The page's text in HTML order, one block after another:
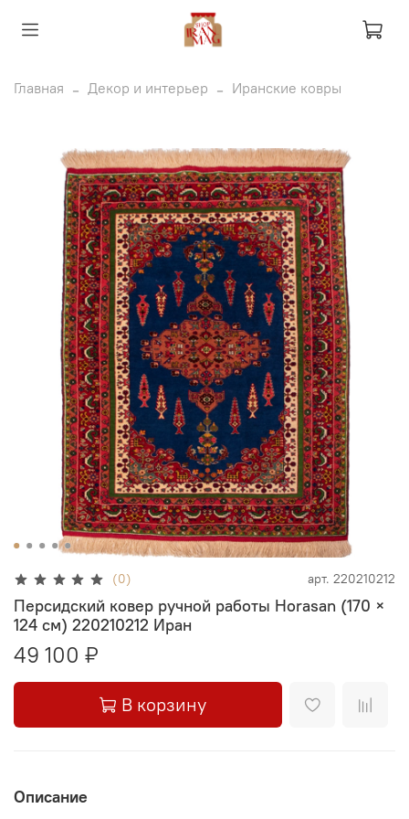
Главная Декор и интерьер Иранские ковры
(0) арт. 220210212
Персидский ковер ручной работы Horasan (170 ×
124 см) 220210212 Иран
49 100 ₽
В корзину
Описание